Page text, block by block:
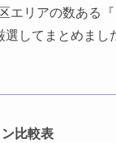
エリアの数ある
選してまとめまし
比較表